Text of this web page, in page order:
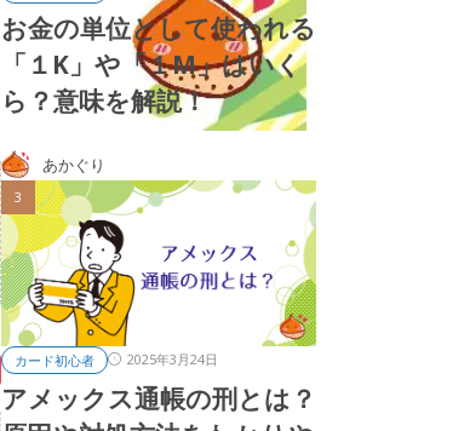
お金の単位として使われる
「１K」や「１M」はいく
ら？意味を解説！
あかぐり
カード初心者 2025年3月24日
アメックス通帳の刑とは？